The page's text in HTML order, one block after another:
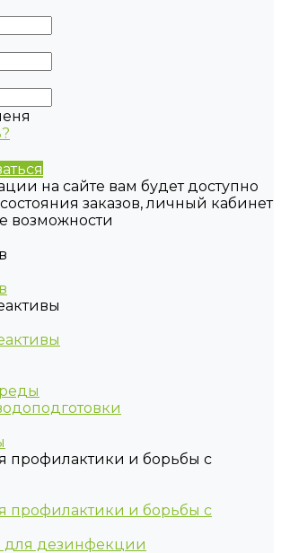
на сайте вам будет доступно
заказов, личный кабинет
возможности
профилактики и борьбы с
профилактики и борьбы с
для дезинфекции